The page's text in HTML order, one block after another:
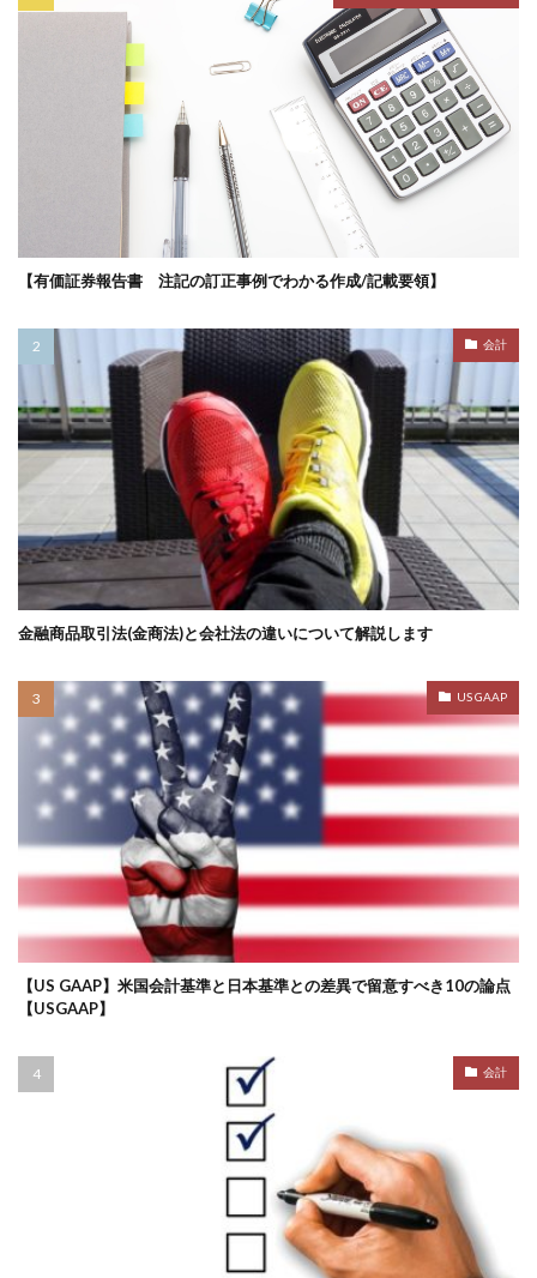
【有価証券報告書 注記の訂正事例でわかる作成/記載要領】
会計
金融商品取引法(金商法)と会社法の違いについて解説します
US GAAP
【US GAAP】米国会計基準と日本基準との差異で留意すべき10の論点
【USGAAP】
会計